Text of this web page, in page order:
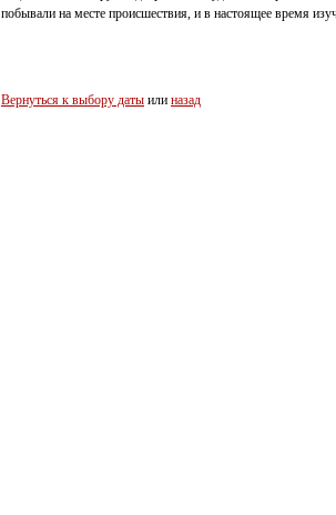
побывали на месте происшествия, и в настоящее время
Вернуться к выбору даты или назад